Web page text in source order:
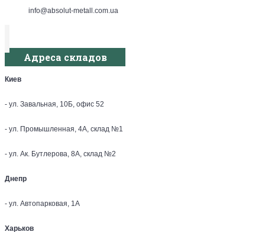
info@absolut-metall.com.ua
Адреса складов
Киев
- ул. Завальная, 10Б, офис 52
- ул. Промышленная, 4А, склад №1
- ул. Ак. Бутлерова, 8А, склад №2
Днепр
- ул. Автопарковая, 1А
Харьков